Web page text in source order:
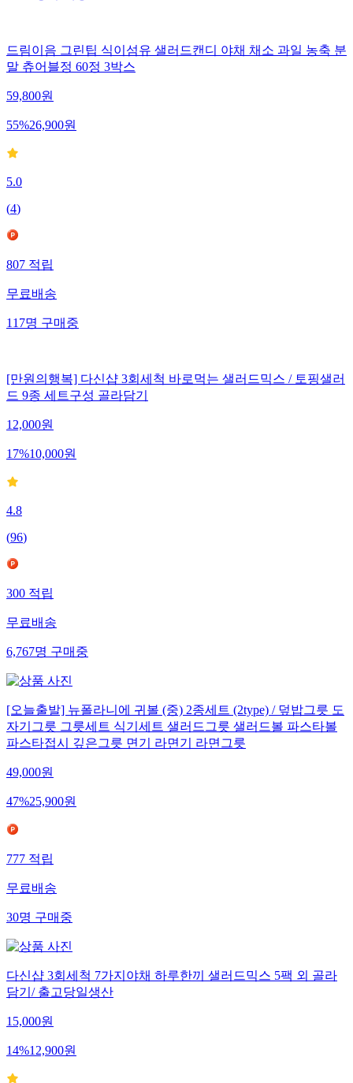
드림이음 그린팁 식이섬유 샐러드캔디 야채 채소 과일 농축 분
말 츄어블정 60정 3박스
59,800원
55%26,900원
5.0
(4)
807적립
무료배송
117명구매중
[만원의행복] 다신샵 3회세척 바로먹는 샐러드믹스 / 토핑샐러
드 9종 세트구성 골라담기
12,000원
17%10,000원
4.8
(96)
300적립
무료배송
6,767명구매중
[오늘출발] 뉴폴라니에 귀볼 (중) 2종세트 (2type) / 덮밥그릇 도
자기그릇 그릇세트 식기세트 샐러드그릇 샐러드볼 파스타볼
파스타접시 깊은그릇 면기 라면기 라면그릇
49,000원
47%25,900원
777적립
무료배송
30명구매중
다신샵 3회세척 7가지야채 하루한끼 샐러드믹스 5팩 외 골라
담기/ 출고당일생산
15,000원
14%12,900원